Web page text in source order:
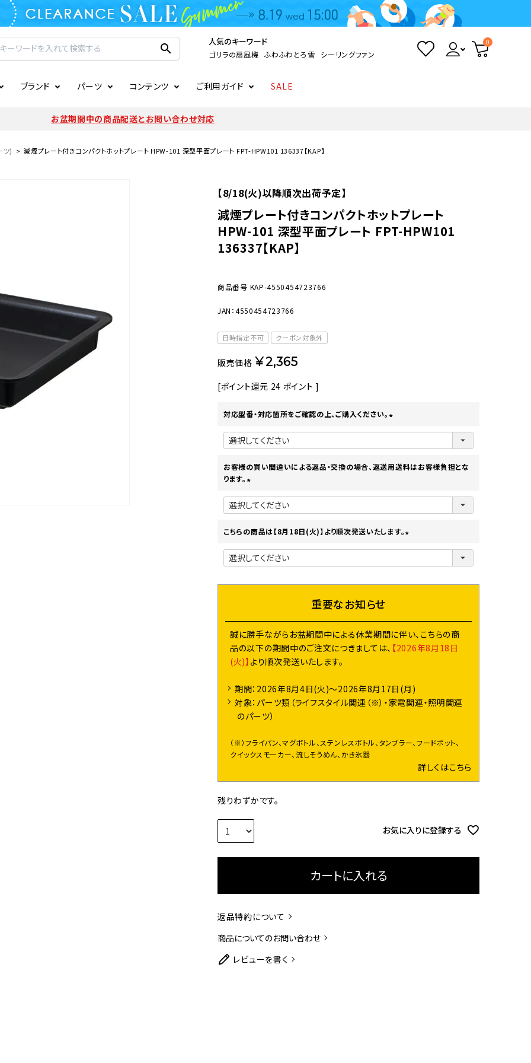
search 人気のキーワード
ゴリラの扇風機 ふわふわとろ雪 シーリングファン
0
AV機器
テレビ
ブランド
CIRCULIGHT
LuminousLED
パーツ
照明関連
コンテンツ ご利用ガイド
支払いについて 注文確認メールの未着について
のキャンセルについて 会員登録について
SALE
お盆期間中の商品配送とお問い合わせ対応
ツ) 減煙プレート付きコンパクトホットプレート HPW-101 深型平面プレート FPT-HPW101 136337【KAP】
【8/18(火)以降順次出荷予定】
減煙プレート付きコンパクトホットプレート
HPW-101 深型平面プレート FPT-HPW101
136337【KAP】
商品番号 KAP-4550454723766
JAN：4550454723766
日時指定不可 クーポン対象外
販売価格 ¥2,365
[ポイント還元 24 ポイント ]
対応型番・対応箇所をご確認の上、ご購入ください。
(
)
お客様の買い間違いによる返品・交換の場合、返送用送料はお客様負担とな
ります。
(
必
)
こちらの商品は【8月18日(火)】より順次発送いたします。
(
)
重要なお知らせ
誠に勝手ながらお盆期間中による休業期間に伴い、こちらの商
品の以下の期間中のご注文につきましては、 【2026年8月18日
(火)】 より順次発送いたします。
期間：2026年8月4日(火)～2026年8月17日(月)
対象：パーツ類（ライフスタイル関連（※）・家電関連・照明関連
のパーツ）
（※）フライパン、マグボトル、ステンレスボトル、タンブラー、フードポット、
クイックスモーカー、流しそうめん、かき氷器
詳しくはこちら
残りわずかです。
お気に入りに登録する
カートに入れる
返品特約について
商品についてのお問い合わせ
レビューを書く